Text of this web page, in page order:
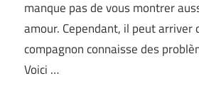
manque pas de vous montrer
amour. Cependant, il peut
compagnon connaisse des
Voici …